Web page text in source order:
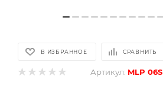
В ИЗБРАННОЕ СРАВНИТЬ
Артикул: MLP 06S